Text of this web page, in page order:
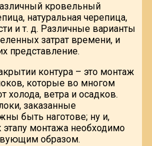
кровельный
натуральная черепица,
и т. д. Различные варианты
затрат времени, и
представление.
контура – это монтаж
которые во многом
холода, ветра и осадков.
заказанные
быть наготове; ну и,
монтажа необходимо
образом.